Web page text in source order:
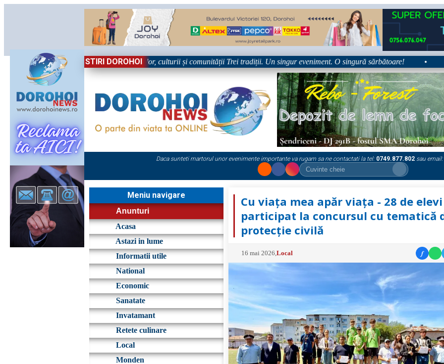
STIRI DOROHOI
– trei zile dedicate tradițiilor, culturii și comunității Trei tradiții. Un singur eveniment. O singură sărbătoare! •
Daca sunteti martorul unor evenimente importante va rugam sa ne contactati la tel: 0749.877.802 sau email:
Meniu navigare
Anunturi
Acasa
Astazi in lume
Informatii utile
National
Economic
Sanatate
Invatamant
Retete culinare
Local
Monden
Cu viața mea apăr viața - 28 de
participat la concursul cu tematică
protecție civilă
16 mai 2026 ,Local f